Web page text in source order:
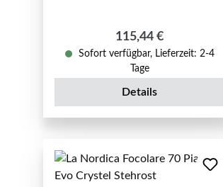
Regulärer Preis:
115,44 €
Sofort verfügbar, Lieferzeit: 2-4
Tage
Details